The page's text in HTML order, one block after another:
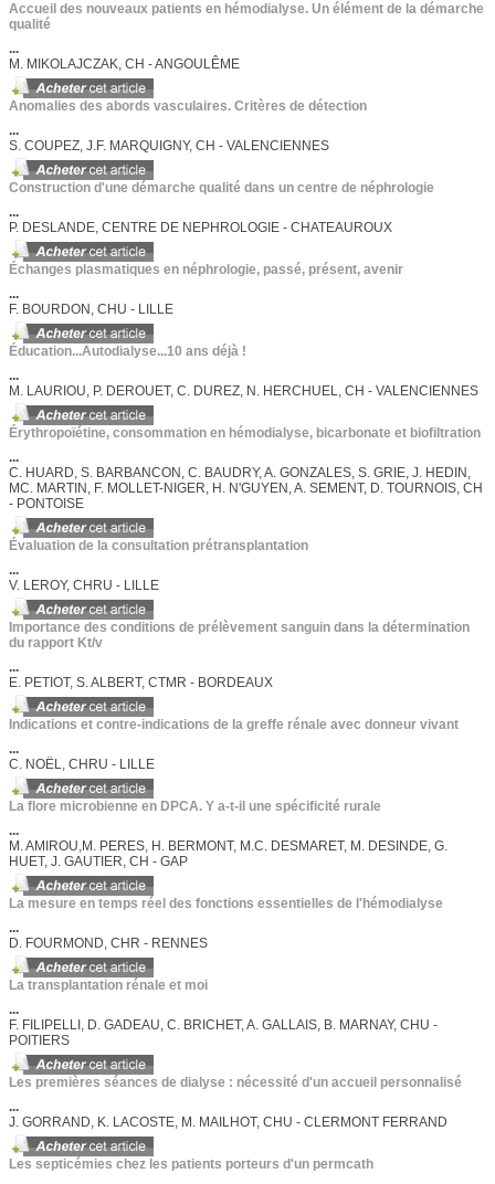
Accueil des nouveaux patients en hémodialyse. Un élément de la démarche
qualité
...
M. MIKOLAJCZAK, CH - ANGOULÊME
Anomalies des abords vasculaires. Critères de détection
...
S. COUPEZ, J.F. MARQUIGNY, CH - VALENCIENNES
Construction d'une démarche qualité dans un centre de néphrologie
...
P. DESLANDE, CENTRE DE NEPHROLOGIE - CHATEAUROUX
Échanges plasmatiques en néphrologie, passé, présent, avenir
...
F. BOURDON, CHU - LILLE
Éducation...Autodialyse...10 ans déjà !
...
M. LAURIOU, P. DEROUET, C. DUREZ, N. HERCHUEL, CH - VALENCIENNES
Érythropoïétine, consommation en hémodialyse, bicarbonate et biofiltration
...
C. HUARD, S. BARBANCON, C. BAUDRY, A. GONZALES, S. GRIE, J. HEDIN,
MC. MARTIN, F. MOLLET-NIGER, H. N'GUYEN, A. SEMENT, D. TOURNOIS, CH
- PONTOISE
Évaluation de la consultation prétransplantation
...
V. LEROY, CHRU - LILLE
Importance des conditions de prélèvement sanguin dans la détermination
du rapport Kt/v
...
E. PETIOT, S. ALBERT, CTMR - BORDEAUX
Indications et contre-indications de la greffe rénale avec donneur vivant
...
C. NOËL, CHRU - LILLE
La flore microbienne en DPCA. Y a-t-il une spécificité rurale
...
M. AMIROU,M. PERES, H. BERMONT, M.C. DESMARET, M. DESINDE, G.
HUET, J. GAUTIER, CH - GAP
La mesure en temps réel des fonctions essentielles de l'hémodialyse
...
D. FOURMOND, CHR - RENNES
La transplantation rénale et moi
...
F. FILIPELLI, D. GADEAU, C. BRICHET, A. GALLAIS, B. MARNAY, CHU -
POITIERS
Les premières séances de dialyse : nécessité d'un accueil personnalisé
...
J. GORRAND, K. LACOSTE, M. MAILHOT, CHU - CLERMONT FERRAND
Les septicémies chez les patients porteurs d'un permcath